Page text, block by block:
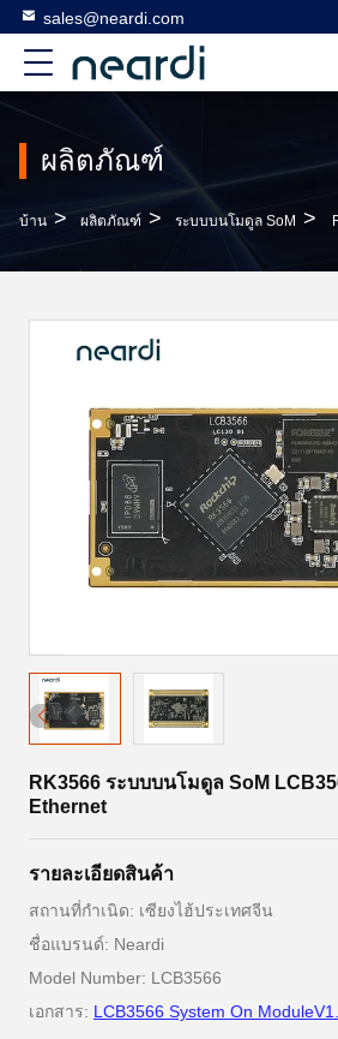
sales@neardi.com
ผลิตภัณฑ์
บ้าน > ผลิตภัณฑ์ > ระบบบนโมดูล SoM >
RK3566 ระบบบนโมดูล SoM
Ethernet
รายละเอียดสินค้า
สถานที่กำเนิด: เซียงไฮ้ประเทศจีน
ชื่อแบรนด์: Neardi
Model Number: LCB3566
เอกสาร: LCB3566 System On